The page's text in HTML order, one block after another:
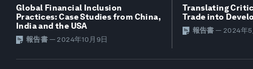
Global Financial Inclusion
Practices: Case Studies from China,
India and the USA
報告書 — 2024年10月9日
Translating
Trade into
報告書 — 2024年5